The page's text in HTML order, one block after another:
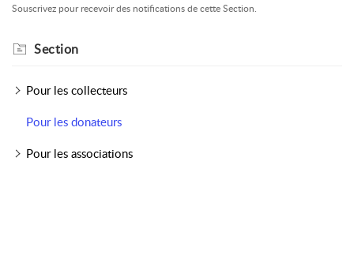
Souscrivez pour recevoir des notifications de cette Section.
Section
Pour les collecteurs
Pour les donateurs
Pour les associations